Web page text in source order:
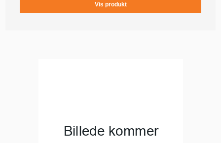
Vis produkt